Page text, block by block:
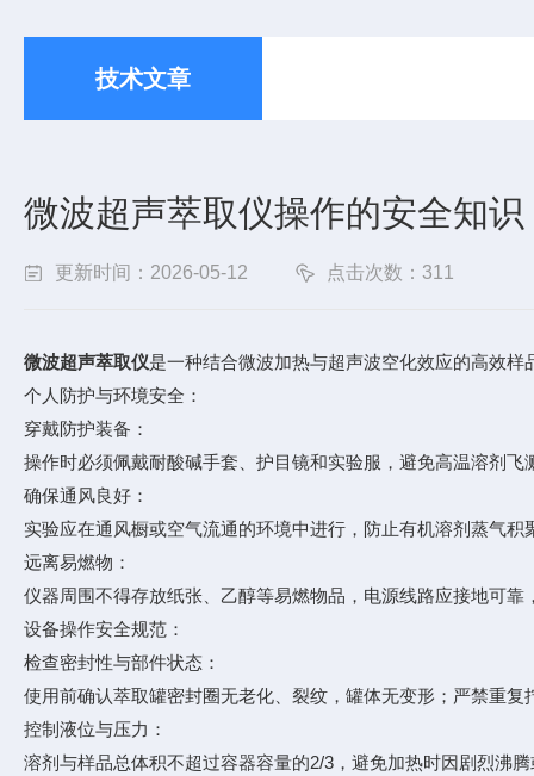
技术文章
微波超声萃取仪操作的安全知
更新时间：2026-05-12 点击次数：311
微波超声萃取仪‌是一种结合微波加热与超声波空化效应的高效
个人防护与环境安全‌：
‌穿戴防护装备‌：
操作时必须佩戴‌耐酸碱手套、护目镜和实验服‌，避免高温溶剂飞
‌确保通风良好‌：
实验应在通风橱或空气流通的环境中进行，防止有机溶剂蒸气积
‌远离易燃物‌：
仪器周围不得存放纸张、乙醇等易燃物品，电源线路应接地可靠
设备操作安全规范‌：
‌检查密封性与部件状态‌：
使用前确认萃取罐‌密封圈无老化、裂纹‌，罐体无变形；严禁重
‌控制液位与压力‌：
溶剂与样品总体积不超过容器容量的‌2/3‌，避免加热时因剧烈沸